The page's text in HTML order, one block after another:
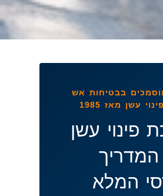
בבטיחות אש
עשן מאז 1985
פינוי עשן
המדריך
המלא